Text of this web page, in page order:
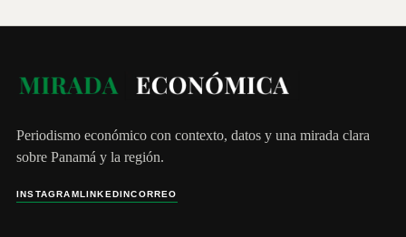
Periodismo económico con contexto, datos y una mirada clara
sobre Panamá y la región.
INSTAGRAMLINKEDINCORREO